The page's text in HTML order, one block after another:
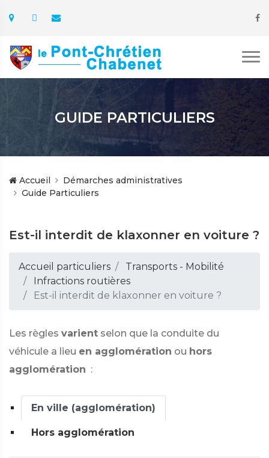
GUIDE PARTICULIERS
Accueil
Démarches administratives
Guide Particuliers
Est-il interdit de klaxonner en voiture ?
Accueil particuliers
Transports - Mobilité
Infractions routières
Est-il interdit de klaxonner en voiture ?
Les règles varient selon que la conduite du
véhicule a lieu en agglomération ou hors
agglomération :
En ville (agglomération)
Hors agglomération